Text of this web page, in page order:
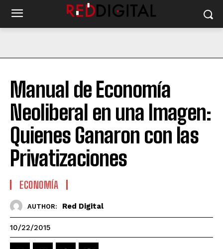
Manual de Economía
Neoliberal en una Imagen:
Quienes Ganaron con las
Privatizaciones
ECONOMÍA
AUTHOR: Red Digital
10/22/2015